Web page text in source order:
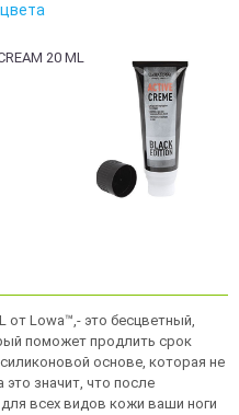
от Lowa™,- это бесцветный,
поможет продлить срок
основе, которая не
значит, что после
всех видов кожи ваши ноги